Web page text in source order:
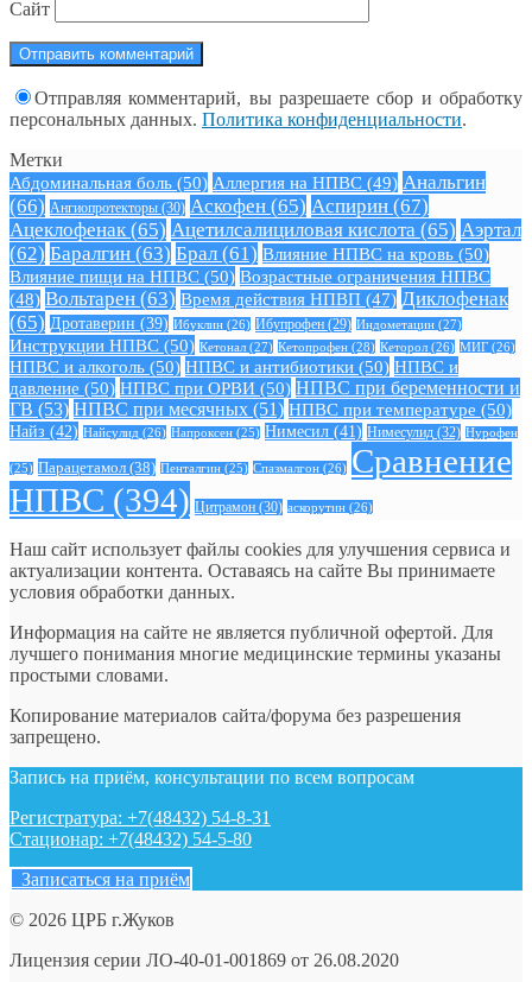
Сайт
Отправляя комментарий, вы разрешаете сбор и обработку
персональных данных. Политика конфиденциальности.
Метки
Абдоминальная боль (50) Аллергия на НПВС (49) Анальгин
(66) Ангиопротекторы (30) Аскофен (65) Аспирин (67)
Ацеклофенак (65) Ацетилсалициловая кислота (65) Аэртал
(62) Баралгин (63) Брал (61) Влияние НПВС на кровь (50)
Влияние пищи на НПВС (50) Возрастные ограничения НПВС
(48) Вольтарен (63) Время действия НПВП (47) Диклофенак
(65) Дротаверин (39) Ибуклин (26) Ибупрофен (29) Индометацин (27)
Инструкции НПВС (50) Кетонал (27) Кетопрофен (28) Кеторол (26) МИГ (26)
НПВС и алкоголь (50) НПВС и антибиотики (50) НПВС и
давление (50) НПВС при ОРВИ (50) НПВС при беременности и
ГВ (53) НПВС при месячных (51) НПВС при температуре (50)
Найз (42) Найсулид (26) Напроксен (25) Нимесил (41) Нимесулид (32) Нурофен
(25) Парацетамол (38) Пенталгин (25) Спазмалгон (26) Сравнение
НПВС (394) Цитрамон (30) аскорутин (26)
Наш сайт использует файлы cookies для улучшения сервиса и
актуализации контента. Оставаясь на сайте Вы принимаете
условия обработки данных.
Информация на сайте не является публичной офертой. Для
лучшего понимания многие медицинские термины указаны
простыми словами.
Копирование материалов сайта/форума без разрешения
запрещено.
Запись на приём, консультации по всем вопросам
Регистратура: +7(48432) 54-8-31
Стационар: +7(48432) 54-5-80
Записаться на приём
© 2026 ЦРБ г.Жуков
Лицензия серии ЛО-40-01-001869 от 26.08.2020